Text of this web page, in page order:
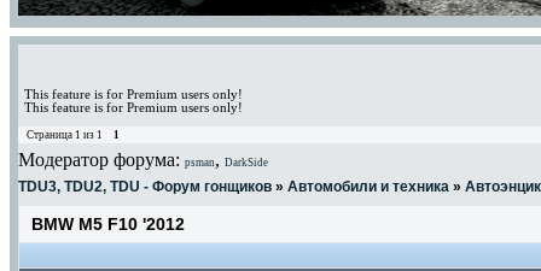
This feature is for Premium users only!
This feature is for Premium users only!
Страница 1 из 1 1
Модератор форума: psman, DarkSide
TDU3, TDU2, TDU - Форум гонщиков » Автомобили и техника »
BMW M5 F10 '2012